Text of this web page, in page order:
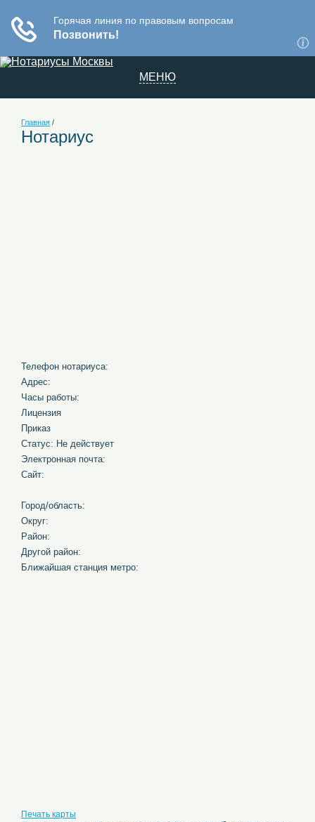
МЕНЮ
Главная /
Нотариус
Телефон нотариуса:
Адрес:
Часы работы:
Лицензия
Приказ
Статус: Не действует
Электронная почта:
Сайт:
Город/область:
Округ:
Район:
Другой район:
Ближайшая станция метро:
Печать карты